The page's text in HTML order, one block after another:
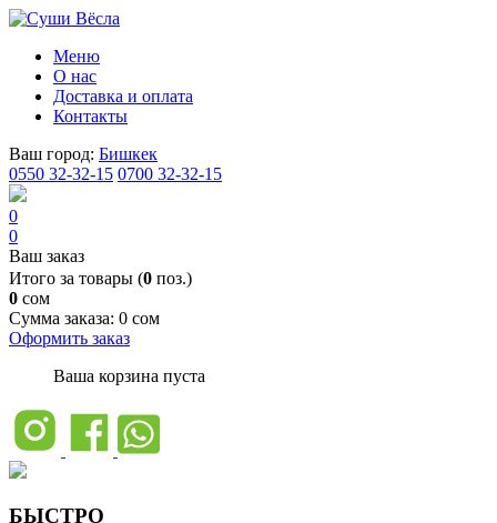
Меню
О нас
Доставка и оплата
Контакты
Ваш город: Бишкек
0550 32-32-15 0700 32-32-15
0
0
Ваш заказ
Итого за товары (0 поз.)
0 сом
Сумма заказа: 0 сом
Оформить заказ
Ваша корзина пуста
БЫСТРО